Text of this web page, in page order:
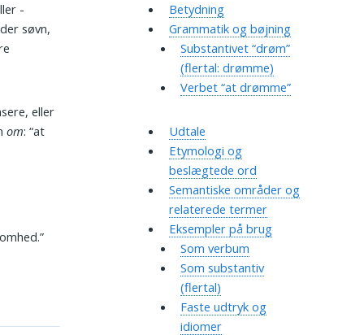
-
søvn,
eller
om: “at
Betydning
Grammatik og bøjning
Substantivet “drøm”
(flertal: drømme)
Verbet “at drømme”
Udtale
Etymologi og
beslægtede ord
Semantiske områder og
relaterede termer
Eksempler på brug
Som verbum
Som substantiv
(flertal)
Faste udtryk og
idiomer